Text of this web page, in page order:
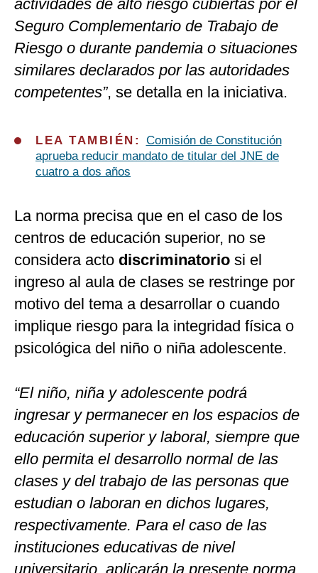
actividades de alto riesgo cubiertas por el
Seguro Complementario de Trabajo de
Riesgo o durante pandemia o situaciones
similares declarados por las autoridades
competentes”, se detalla en la iniciativa.
LEA TAMBIÉN: Comisión de Constitución
aprueba reducir mandato de titular del JNE de
cuatro a dos años
La norma precisa que en el caso de los
centros de educación superior, no se
considera acto discriminatorio si el
ingreso al aula de clases se restringe por
motivo del tema a desarrollar o cuando
implique riesgo para la integridad física o
psicológica del niño o niña adolescente.
“El niño, niña y adolescente podrá
ingresar y permanecer en los espacios de
educación superior y laboral, siempre que
ello permita el desarrollo normal de las
clases y del trabajo de las personas que
estudian o laboran en dichos lugares,
respectivamente. Para el caso de las
instituciones educativas de nivel
universitario, aplicarán la presente norma